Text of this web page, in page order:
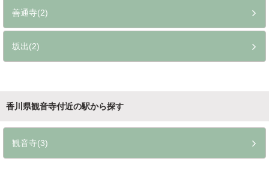
善通寺(2)
坂出(2)
香川県観音寺付近の駅から探す
観音寺(3)